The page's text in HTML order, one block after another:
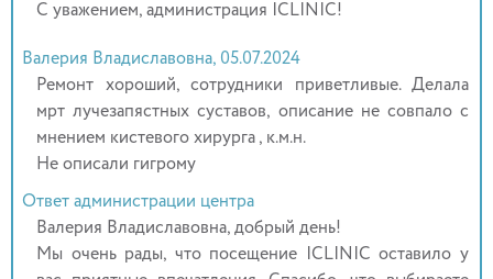
С уважением, администрация ICLINIC!
Валерия Владиславовна, 05.07.2024
Ремонт хороший, сотрудники приветливые. Делала
мрт лучезапястных суставов, описание не совпало с
мнением кистевого хирурга , к.м.н.
Не описали гигрому
Ответ администрации центра
Валерия Владиславовна, добрый день!
Мы очень рады, что посещение ICLINIC оставило у